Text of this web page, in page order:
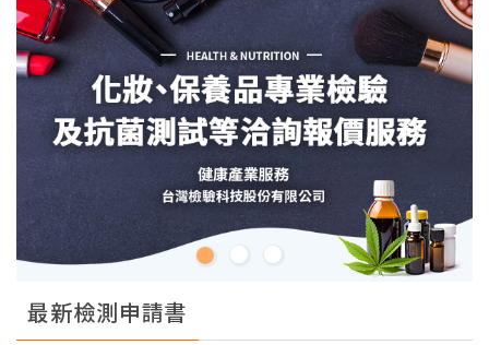
最新檢測申請書